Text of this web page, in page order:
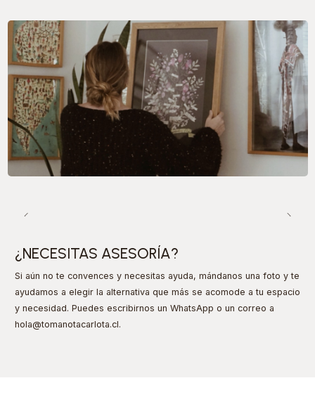
¿NECESITAS ASESORÍA?
Si aún no te convences y necesitas ayuda, mándanos una foto y te
ayudamos a elegir la alternativa que más se acomode a tu espacio
y necesidad. Puedes escribirnos un WhatsApp o un correo a
hola@tomanotacarlota.cl.